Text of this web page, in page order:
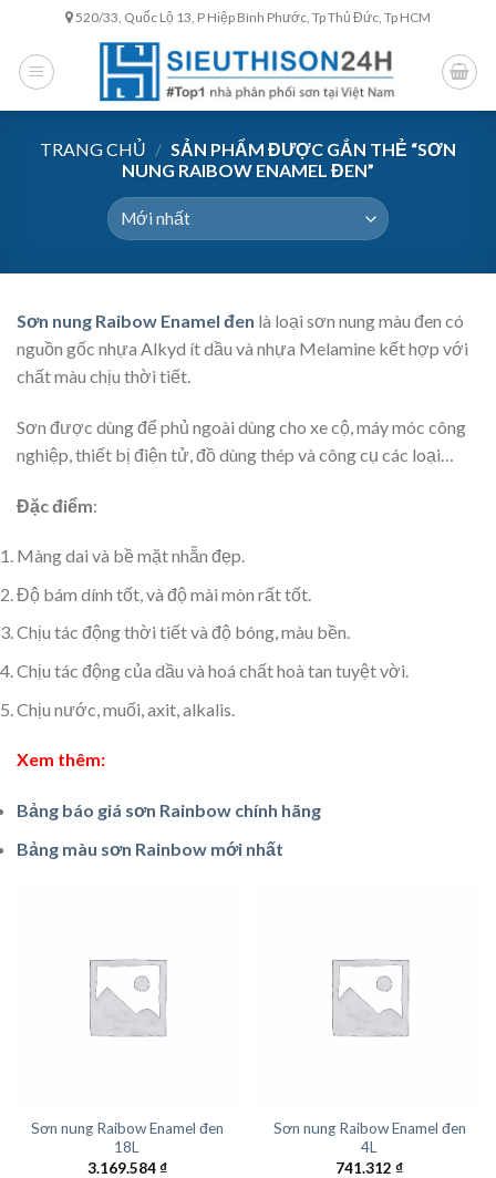
content
520/33, Quốc Lộ 13, P Hiệp Bình Phước, Tp Thủ Đức, Tp HCM
TRANG CHỦ / SẢN PHẨM ĐƯỢC GẮN THẺ “SƠN
NUNG RAIBOW ENAMEL ĐEN”
Sơn nung Raibow Enamel đen là loại sơn nung màu đen có
nguồn gốc nhựa Alkyd ít dầu và nhựa Melamine kết hợp với
chất màu chịu thời tiết.
Sơn được dùng để phủ ngoài dùng cho xe cộ, máy móc công
nghiệp, thiết bị điện tử, đồ dùng thép và công cụ các loại…
Đặc điểm:
Màng dai và bề mặt nhẵn đẹp.
Độ bám dính tốt, và độ mài mòn rất tốt.
Chịu tác động thời tiết và độ bóng, màu bền.
Chịu tác động của dầu và hoá chất hoà tan tuyệt vời.
Chịu nước, muối, axit, alkalis.
Xem thêm:
Bảng báo giá sơn Rainbow chính hãng
Bảng màu sơn Rainbow mới nhất
Sơn nung Raibow Enamel đen
18L
3.169.584₫
Sơn nung Raibow Enamel đen
4L
741.312 ₫